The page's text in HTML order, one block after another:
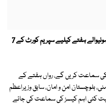
چیف جسٹس آف پاکستان نے آج سے شروع ہونیوالے ہفتے کیلیے سپریم کورٹ کے 7
سماعت کریں گے، رواں ہفتے کے
بلوچستان امن و امان، سابق وزیراعظم
کئی اہم کیسز کی سماعت کی جائے